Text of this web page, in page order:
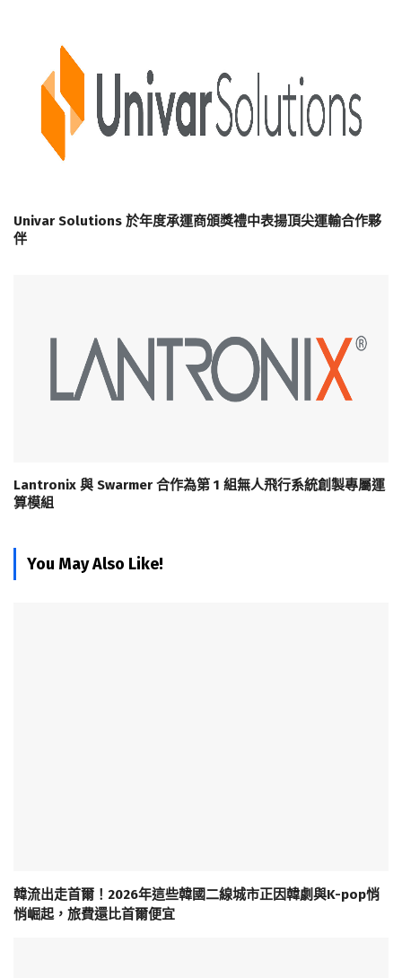
Univar Solutions 於年度承運商頒獎禮中表揚頂尖運輸合作夥
伴
Lantronix 與 Swarmer 合作為第 1 組無人飛行系統創製專屬運
算模組
You May Also Like!
韓流出走首爾！2026年這些韓國二線城市正因韓劇與K-pop悄
悄崛起，旅費還比首爾便宜